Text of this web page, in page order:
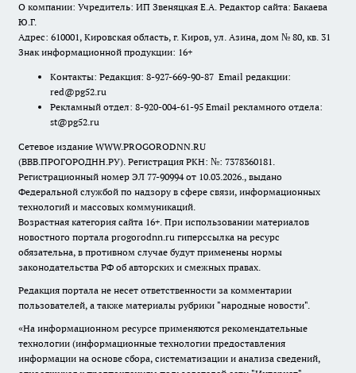
О компании: Учредитель: ИП Звеняцкая Е.А. Редактор сайта: Бакаева
Ю.Г.
Адрес: 610001, Кировская область, г. Киров, ул. Азина, дом № 80, кв. 31
Знак информационной продукции: 16+
Контакты: Редакция: 8-927-669-90-87 Email редакции:
red@pg52.ru
Рекламный отдел: 8-920-004-61-95 Email рекламного отдела:
st@pg52.ru
Сетевое издание WWW.PROGORODNN.RU
(ВВВ.ПРОГОРОДНН.РУ). Регистрация РКН: №: 7378360181.
Регистрационный номер ЭЛ 77-90994 от 10.03.2026., выдано
Федеральной службой по надзору в сфере связи, информационных
технологий и массовых коммуникаций.
Возрастная категория сайта 16+. При использовании материалов
новостного портала progorodnn.ru гиперссылка на ресурс
обязательна, в противном случае будут применены нормы
законодательства РФ об авторских и смежных правах.
Редакция портала не несет ответственности за комментарии
пользователей, а также материалы рубрики "народные новости".
«На информационном ресурсе применяются рекомендательные
технологии (информационные технологии предоставления
информации на основе сбора, систематизации и анализа сведений,